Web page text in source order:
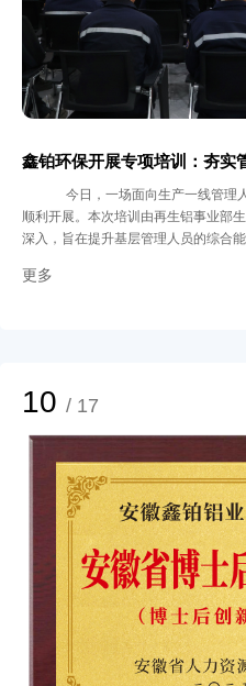
鑫铂环保开展专项培训：夯实
今日，一场面向生产一线管理
顺利开展。本次培训由再生铝事业部
深入，旨在提升基层管理人员的综合
视班组作业中的常见问题：一是现场
的关键纽带，既是生产任务的执行者
绕这一角色定位，通过与参训人员进
班组长明确职责、掌握方法，为其提
提升现场效能 生产计划的制定与生产
重点讲解了如何更有效地制定和执行
异常情况。在人员与岗位管理方面，
队互帮互助与合理激励，以此提升整
不仅使生产管理人员厘清了职责、学
员工成长的明确信号，为提升整体生
司将持续开展管理能力提升系列培训
道，为有能力的一线生产员工提供广
更多
10 / 17